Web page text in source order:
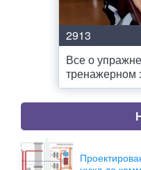
2913
Все о
тренажерном